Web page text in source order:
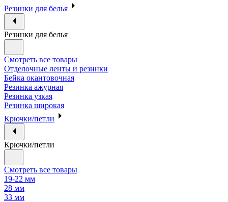
Резинки для белья
Резинки для белья
Смотреть все товары
Отделочные ленты и резинки
Бейка окантовочная
Резинка ажурная
Резинка узкая
Резинка широкая
Крючки/петли
Крючки/петли
Смотреть все товары
19-22 мм
28 мм
33 мм